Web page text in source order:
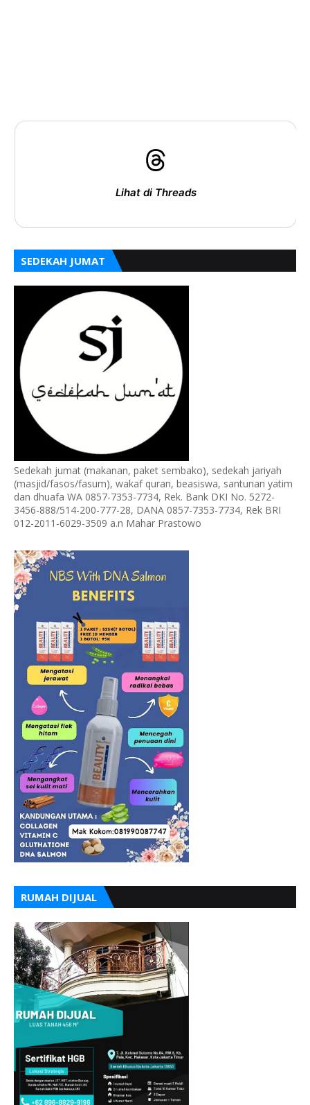
Lihat di Threads
SEDEKAH JUMAT
Sedekah jumat (makanan, paket sembako), sedekah jariyah
(masjid/fasos/fasum), wakaf quran, beasiswa, santunan yatim
dan dhuafa WA 0857-7353-7734, Rek. Bank DKI No. 5272-
3456-888/514-200-777-28, DANA 0857-7353-7734, Rek BRI
012-2011-6029-3509 a.n Mahar Prastowo
RUMAH DIJUAL